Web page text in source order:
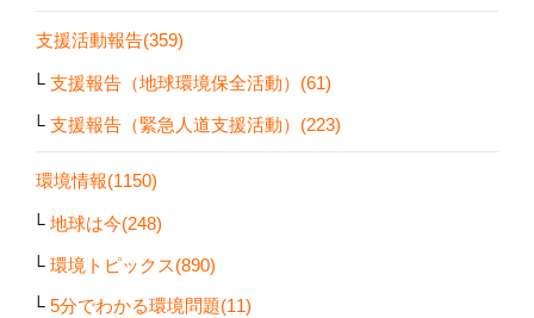
支援活動報告(359)
支援報告（地球環境保全活動）(61)
支援報告（緊急人道支援活動）(223)
環境情報(1150)
地球は今(248)
環境トピックス(890)
5分でわかる環境問題(11)